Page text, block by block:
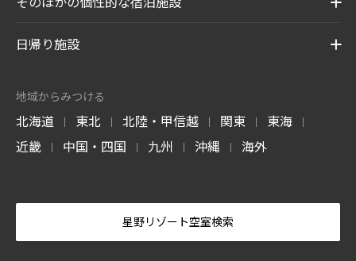
日帰り施設
地域からみつける
北海道 | 東北 | 北陸・甲信越 | 関東 | 東海 |
近畿 | 中国・四国 | 九州 | 沖縄 | 海外
星野リゾート空室検索